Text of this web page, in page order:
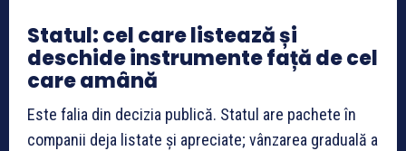
Statul: cel care listează și
deschide instrumente față de cel
care amână
Este falia din decizia publică. Statul are pachete în
companii deja listate și apreciate; vânzarea graduală a